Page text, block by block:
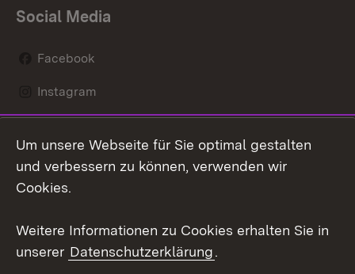
Social Media
Facebook
Instagram
Mastodon
Youtube
Kontakt
Datenschutz
Um unsere Webseite für Sie optimal gestalten
und verbessern zu können, verwenden wir
Cookies.
Weitere Informationen zu Cookies erhalten Sie in
unserer Datenschutzerklärung.